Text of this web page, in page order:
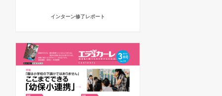
インターン修了レポート